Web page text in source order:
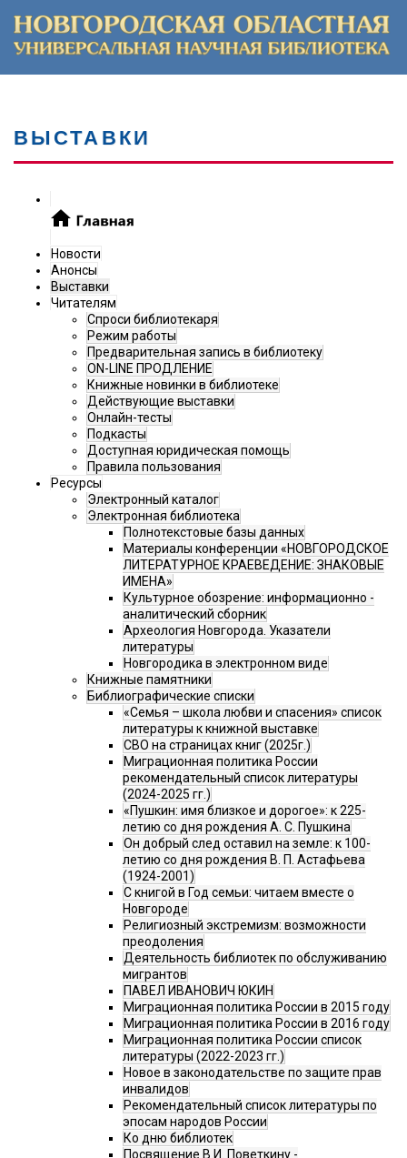
ВЫСТАВКИ
Новости
Анонсы
Выставки
Читателям
Спроси библиотекаря
Режим работы
Предварительная запись в библиотеку
ON-LINE ПРОДЛЕНИЕ
Книжные новинки в библиотеке
Действующие выставки
Онлайн-тесты
Подкасты
Доступная юридическая помощь
Правила пользования
Ресурсы
Электронный каталог
Электронная библиотека
Полнотекстовые базы данных
Материалы конференции «НОВГОРОДСКОЕ
ЛИТЕРАТУРНОЕ КРАЕВЕДЕНИЕ: ЗНАКОВЫЕ
ИМЕНА»
Культурное обозрение: информационно -
аналитический сборник
Археология Новгорода. Указатели
литературы
Новгородика в электронном виде
Книжные памятники
Библиографические списки
«Семья – школа любви и спасения» список
литературы к книжной выставке
СВО на страницах книг (2025г.)
Миграционная политика России
рекомендательный список литературы
(2024-2025 гг.)
«Пушкин: имя близкое и дорогое»: к 225-
летию со дня рождения А. С. Пушкина
Он добрый след оставил на земле: к 100-
летию со дня рождения В. П. Астафьева
(1924-2001)
С книгой в Год семьи: читаем вместе о
Новгороде
Религиозный экстремизм: возможности
преодоления
Деятельность библиотек по обслуживанию
мигрантов
ПАВЕЛ ИВАНОВИЧ ЮКИН
Миграционная политика России в 2015 году
Миграционная политика России в 2016 году
Миграционная политика России список
литературы (2022-2023 гг.)
Новое в законодательстве по защите прав
инвалидов
Рекомендательный список литературы по
эпосам народов России
Ко дню библиотек
Посвящение В.И. Поветкину -